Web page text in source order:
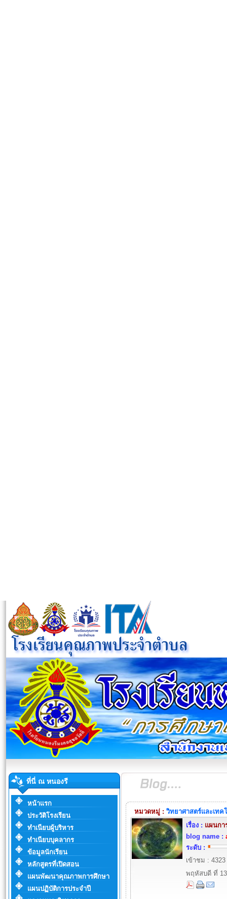
ที่นี่ ณ หนองรี
หน้าแรก
ประวัติโรงเรียน
ทำเนียบผู้บริหาร
ทำเนียบบุคลากร
ข้อมูลนักเรียน
หลักสูตรที่เปิดสอน
แผนพัฒนาคุณภาพการศึกษา
แผนปฏิบัติการประจำปี
หมวดหมู่ : วิทยาศาสตร์และเทค
เรื่อง : แผนกา
blog name :
ระดับ :
เข้าชม : 4323
พฤหัสบดี ที่